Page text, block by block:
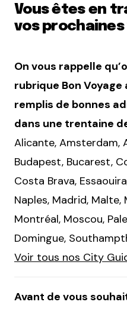
Vous êtes en
vos prochaines
On vous rappelle
rubrique Bon
remplis de bonnes
dans une trentaine
Alicante, Amsterdam,
Budapest, Bucarest,
Costa Brava,
Naples, Madrid, Malte,
Montréal, Moscou,
Domingue,
Voir tous nos City
Avant de vous